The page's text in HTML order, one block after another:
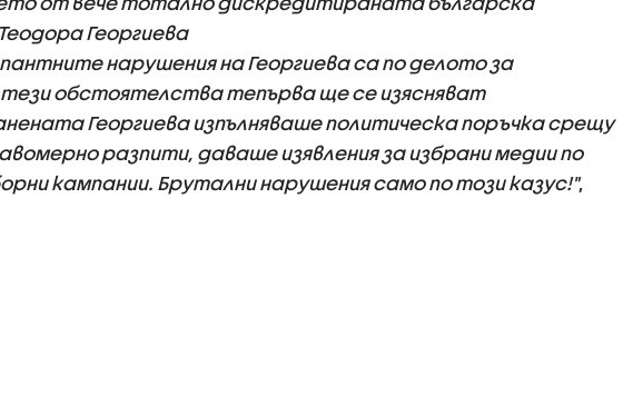
Георгиева
нарушения на Георгиева са по делото за
обстоятелства тепърва ще се изясняват
Георгиева изпълняваше политическа поръчка срещу
разпити, даваше изявления за избрани медии по
кампании. Брутални нарушения само по този казус!",